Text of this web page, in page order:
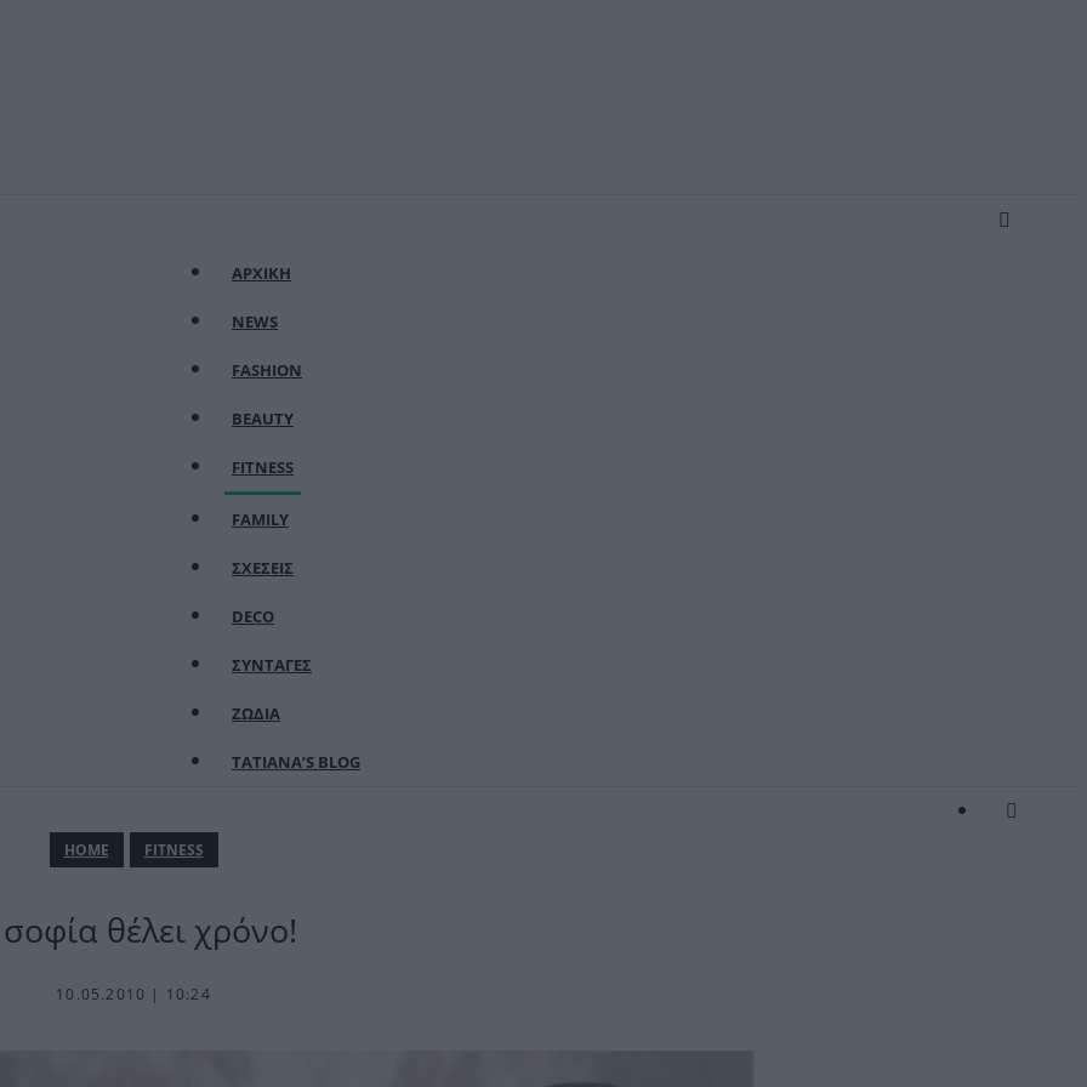
ΑΡΧΙΚΗ
NEWS
FASHION
BEAUTY
FITNESS
FAMILY
ΣΧΕΣΕΙΣ
DECO
ΣΥΝΤΑΓΕΣ
ΖΩΔΙΑ
TATIANA’S BLOG
ΗΟΜΕ FITNESS
θέλει χρόνο!
10.05.2010 | 10:24